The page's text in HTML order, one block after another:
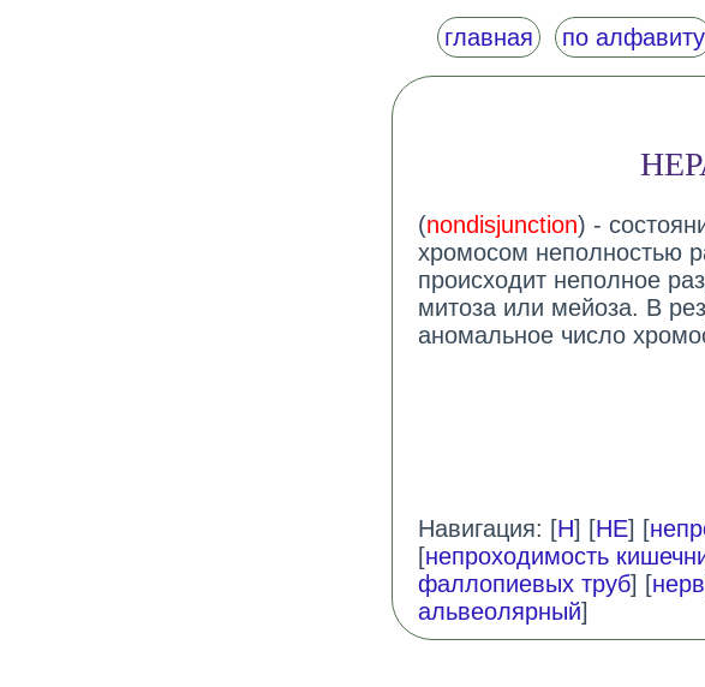
главная по алфавиту
(nondisjunction) -
хромосом неполностью
происходит неполное
митоза или мейоза. В
аномальное число
Навигация: [Н] [НЕ] [
[непроходимость
фаллопиевых труб] [нерв
альвеолярный]